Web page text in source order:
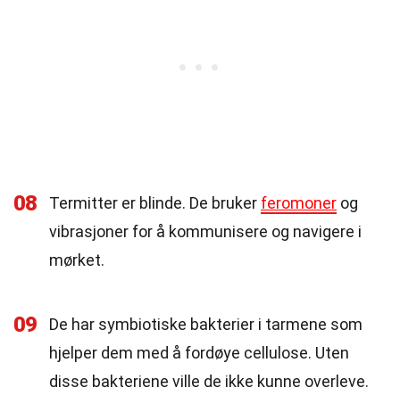
08 Termitter er blinde. De bruker feromoner og
vibrasjoner for å kommunisere og navigere i
mørket.
09
De har symbiotiske bakterier i tarmene som
hjelper dem med å fordøye cellulose. Uten
disse bakteriene ville de ikke kunne overleve.